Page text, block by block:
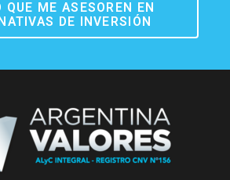
QUE ME ASESOREN EN
DE INVERSIÓN